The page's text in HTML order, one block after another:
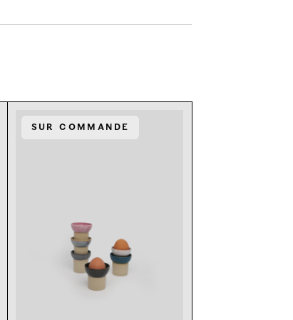
Sur commande